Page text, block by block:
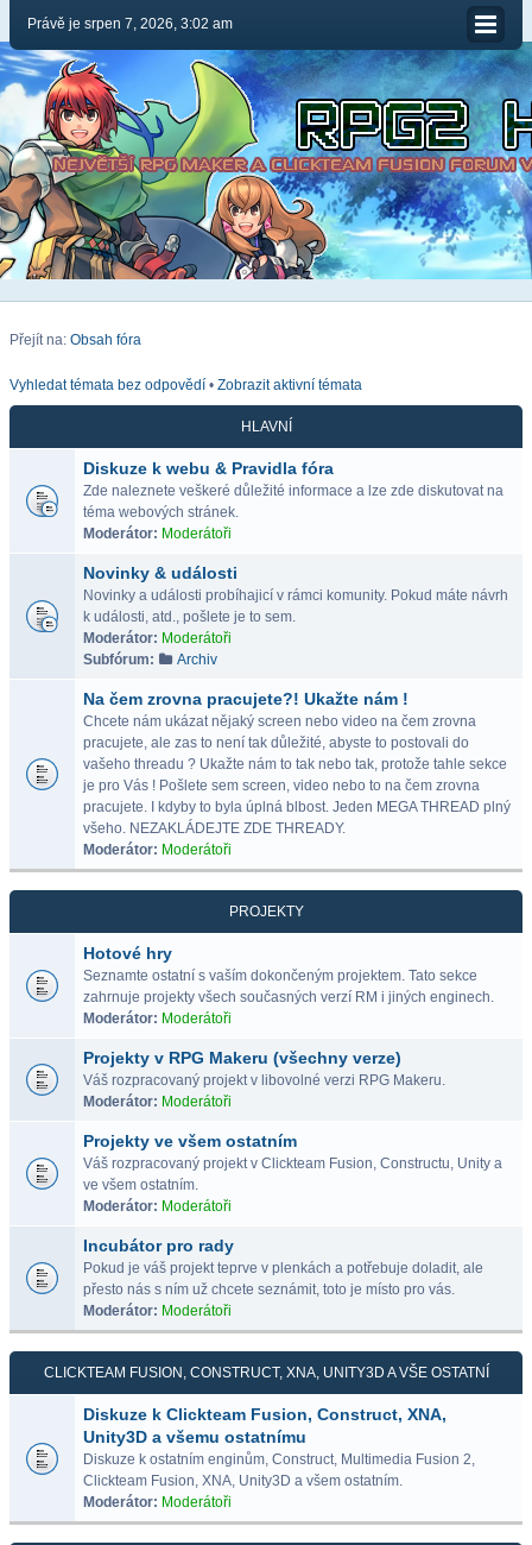
Právě je srpen 7, 2026, 3:02 am
Přejít na: Obsah fóra
Vyhledat témata bez odpovědí • Zobrazit aktivní témata
HLAVNÍ
Diskuze k webu & Pravidla fóra
Zde naleznete veškeré důležité informace a lze zde diskutovat na
téma webových stránek.
Moderátor: Moderátoři
Novinky & události
Novinky a události probíhajicí v rámci komunity. Pokud máte návrh
k události, atd., pošlete je to sem.
Moderátor: Moderátoři
Subfórum:
Archiv
Na čem zrovna pracujete?! Ukažte nám !
Chcete nám ukázat nějaký screen nebo video na čem zrovna
pracujete, ale zas to není tak důležité, abyste to postovali do
vašeho threadu ? Ukažte nám to tak nebo tak, protože tahle sekce
je pro Vás ! Pošlete sem screen, video nebo to na čem zrovna
pracujete. I kdyby to byla úplná blbost. Jeden MEGA THREAD plný
všeho. NEZAKLÁDEJTE ZDE THREADY.
Moderátor: Moderátoři
PROJEKTY
Hotové hry
Seznamte ostatní s vaším dokončeným projektem. Tato sekce
zahrnuje projekty všech současných verzí RM i jiných enginech.
Moderátor: Moderátoři
Projekty v RPG Makeru (všechny verze)
Váš rozpracovaný projekt v libovolné verzi RPG Makeru.
Moderátor: Moderátoři
Projekty ve všem ostatním
Váš rozpracovaný projekt v Clickteam Fusion, Constructu, Unity a
ve všem ostatním.
Moderátor: Moderátoři
Incubátor pro rady
Pokud je váš projekt teprve v plenkách a potřebuje doladit, ale
přesto nás s ním už chcete seznámit, toto je místo pro vás.
Moderátor: Moderátoři
CLICKTEAM FUSION, CONSTRUCT, XNA, UNITY3D A VŠE OSTATNÍ
Diskuze k Clickteam Fusion, Construct, XNA,
Unity3D a všemu ostatnímu
Diskuze k ostatním enginům, Construct, Multimedia Fusion 2,
Clickteam Fusion, XNA, Unity3D a všem ostatním.
Moderátor: Moderátoři